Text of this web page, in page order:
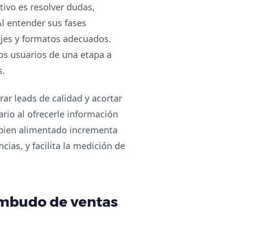
es resolver dudas,
entender sus fases
y formatos adecuados.
usuarios de una etapa a
leads de calidad y acortar
al ofrecerle información
alimentado incrementa
y facilita la medición de
de ventas